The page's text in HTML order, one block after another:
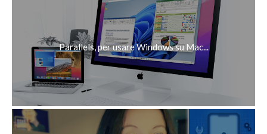
Parallels, per usare Windows su Mac...